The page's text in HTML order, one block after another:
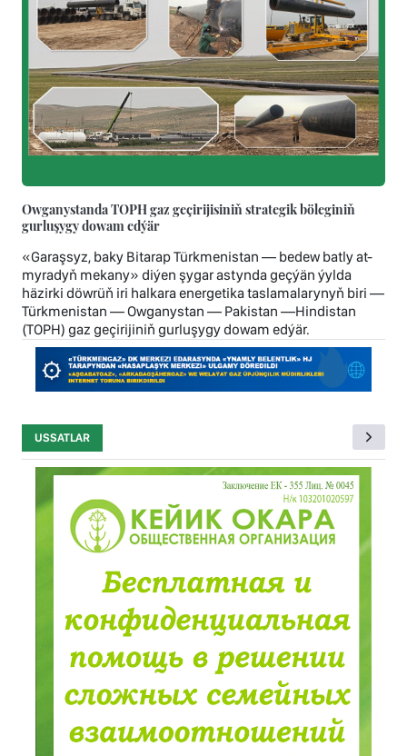
Owganystanda TOPH gaz geçirijisiniň strategik böleginiň
gurluşygy dowam edýär
«Garaşsyz, baky Bitarap Türkmenistan — bedew batly at-
myradyň mekany» diýen şygar astynda geçýän ýylda
häzirki döwrüň iri halkara energetika taslamalarynyň biri —
Türkmenistan — Owganystan — Pakistan —Hindistan
(TOPH) gaz geçirijiniň gurluşygy dowam edýär.
USSATLAR